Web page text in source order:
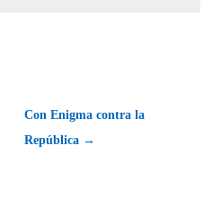
Con Enigma contra la
República →